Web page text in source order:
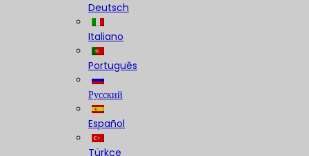
Deutsch
Italiano
Português
Русский
Español
Türkçe